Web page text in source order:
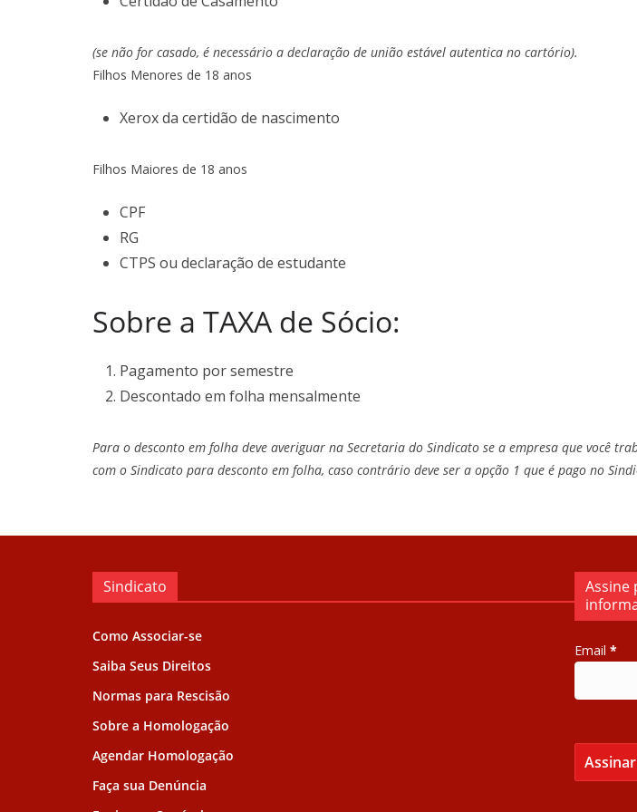
(se não for casado, é necessário a declaração de união estável autentica no cartório).
Filhos Menores de 18 anos
Xerox da certidão de nascimento
Filhos Maiores de 18 anos
CPF
RG
CTPS ou declaração de estudante
Sobre a TAXA de Sócio:
Pagamento por semestre
Descontado em folha mensalmente
Para o desconto em folha deve averiguar na Secretaria do Sindicato se a empresa que você
com o Sindicato para desconto em folha, caso contrário deve ser a opção 1 que é pago no
Sindicato
Como Associar-se
Saiba Seus Direitos
Normas para Rescisão
Sobre a Homologação
Agendar Homologação
Faça sua Denúncia
Assine
Email *